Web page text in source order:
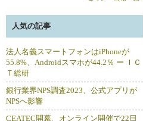
人気の記事
法人名義スマートフォンはiPhoneが
55.8%、Androidスマホが44.2％ ー ＩＣ
Ｔ総研
銀行業界NPS調査2023、公式アプリが
NPSへ影響
CEATEC開幕、オンライン開催で22日